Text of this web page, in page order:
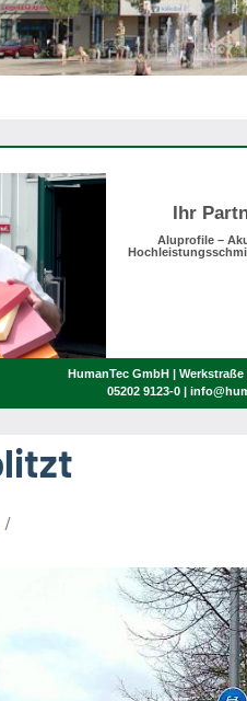
Ihr
Aluprofile –
HumanTec GmbH |
05202 9123-0 |